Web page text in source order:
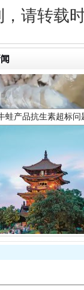
，请转载
窑火 生生不息